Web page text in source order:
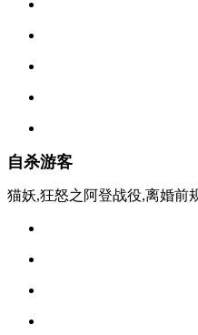
自杀游客
猫妖,狂怒之阿登战役,离婚前